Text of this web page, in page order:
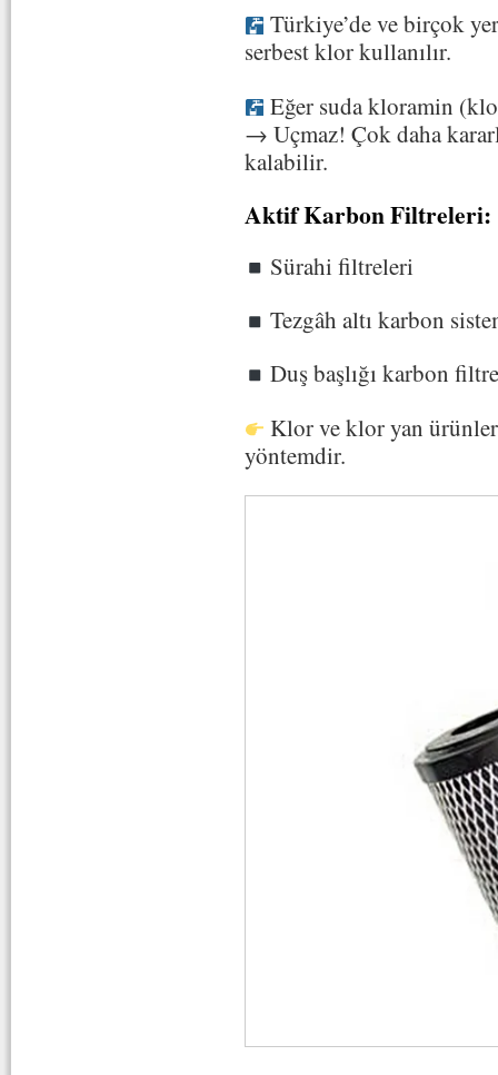
Türkiye’de ve birçok
serbest klor kullanılır.
Eğer suda kloramin
→ Uçmaz! Çok daha
kalabilir.
Aktif Karbon Filtreleri:
Sürahi filtreleri
Tezgâh altı karbon
Duş başlığı karbon
Klor ve klor yan
yöntemdir.